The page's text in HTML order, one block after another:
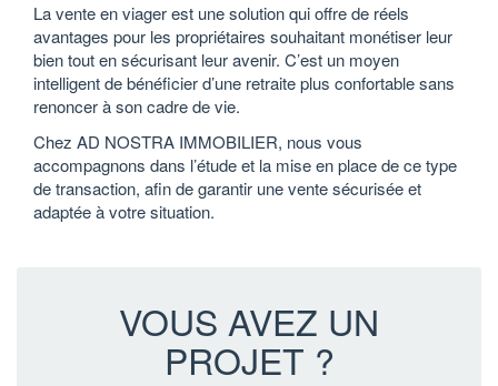
La vente en viager est une solution qui offre de réels
avantages pour les propriétaires souhaitant monétiser leur
bien tout en sécurisant leur avenir. C’est un moyen
intelligent de bénéficier d’une retraite plus confortable sans
renoncer à son cadre de vie.
Chez AD NOSTRA IMMOBILIER, nous vous
accompagnons dans l’étude et la mise en place de ce type
de transaction, afin de garantir une vente sécurisée et
adaptée à votre situation.
VOUS AVEZ UN
PROJET ?